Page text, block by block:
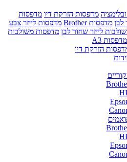
מדפסות הזרקת דיו מדפסות
לבן מדפסות Brother
מדפסות לייזר צבע
לייזר שחור לבן מדפסות משולבות
מדפסות A3
הזרקת דיו